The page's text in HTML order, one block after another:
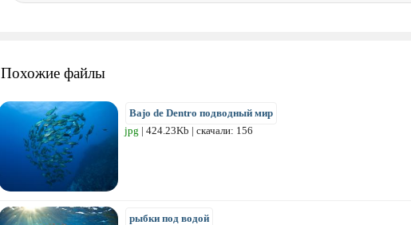
Похожие файлы
Bajo de Dentro подводный мир
jpg | 424.23Kb | скачали: 156
рыбки под водой